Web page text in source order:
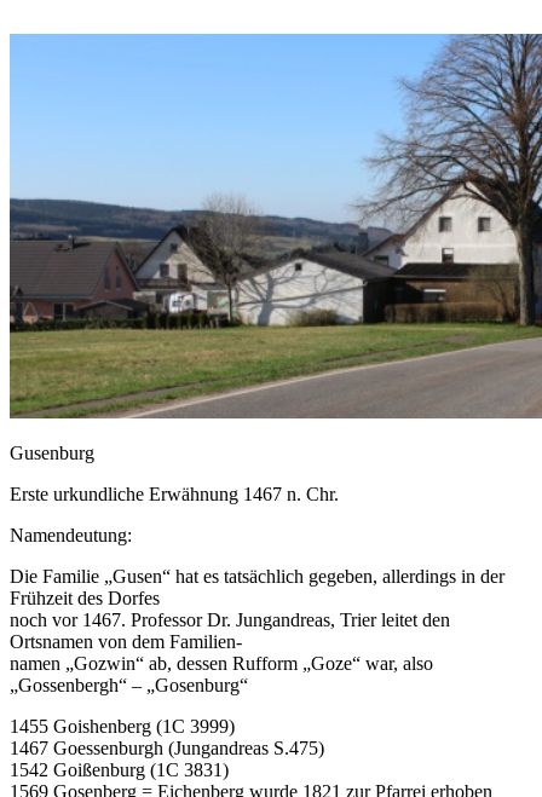
Gusenburg
Erste urkundliche Erwähnung 1467 n. Chr.
Namendeutung:
Die Familie „Gusen“ hat es tatsächlich gegeben, allerdings in der
Frühzeit des Dorfes
noch vor 1467. Professor Dr. Jungandreas, Trier leitet den
Ortsnamen von dem Familien-
namen „Gozwin“ ab, dessen Rufform „Goze“ war, also
„Gossenbergh“ – „Gosenburg“
1455 Goishenberg (1C 3999)
1467 Goessenburgh (Jungandreas S.475)
1542 Goißenburg (1C 3831)
1569 Gosenberg = Eichenberg wurde 1821 zur Pfarrei erhoben